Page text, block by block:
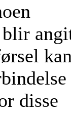
blir
disse